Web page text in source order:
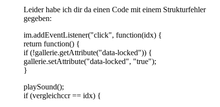
Leider habe ich dir da einen Code mit einem Strukturfehler
gegeben:
im.addEventListener("click", function(idx) {
return function() {
if (!gallerie.getAttribute("data-locked")) {
gallerie.setAttribute("data-locked", "true");
}
playSound();
if (vergleichccr == idx) {